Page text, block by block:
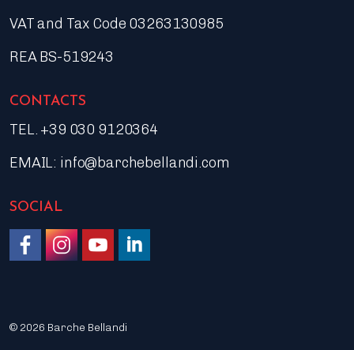
VAT and Tax Code 03263130985
REA BS-519243
CONTACTS
TEL. +39 030 9120364
EMAIL: info@barchebellandi.com
SOCIAL
© 2026 Barche Bellandi